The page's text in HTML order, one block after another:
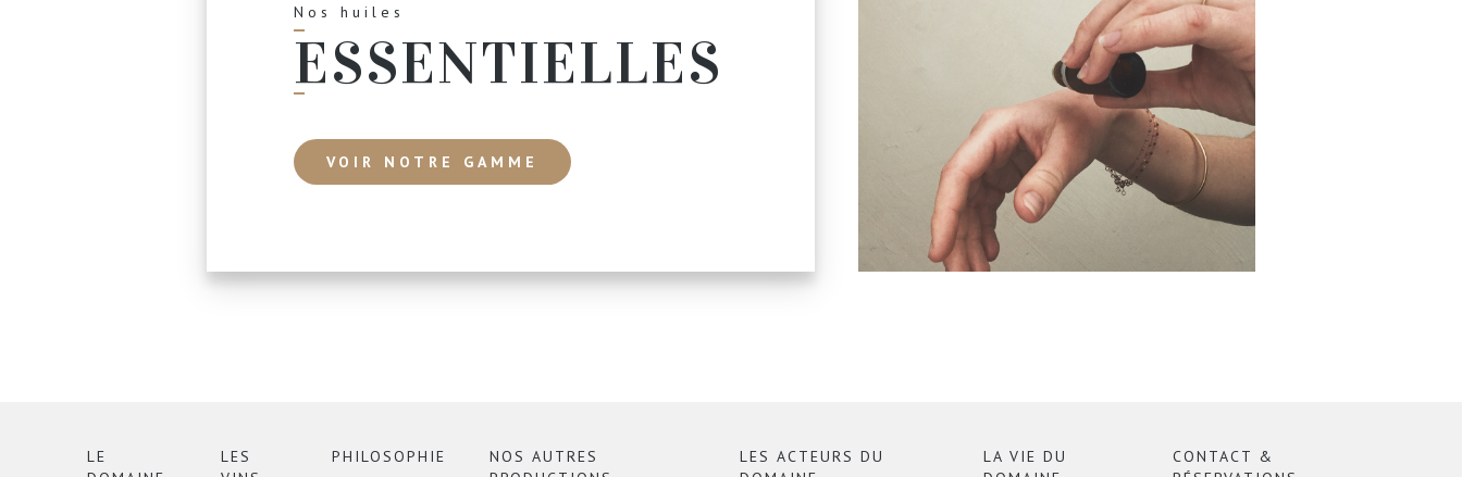
Nos huiles
ESSENTIELLES
VOIR NOTRE GAMME
LE
LES
PHILOSOPHIE
NOS AUTRES
LES ACTEURS DU
LA VIE DU
CONTACT &